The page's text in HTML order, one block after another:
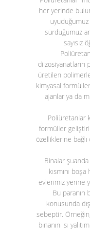
her yerinde
uyuduğumuz
sürdüğümüz
sayısız
diizosiyanatların
üretilen
kimyasal
ajanlar ya da
Poliüretanlar
formüller
özelliklerine
Binalar
kısmını
evlerimiz yerine
Bu paranın
konusunda
sebeptir.
binanın ısı